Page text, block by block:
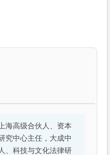
海高级合伙人、资本
究中心主任，大成中
、科技与文化法律研